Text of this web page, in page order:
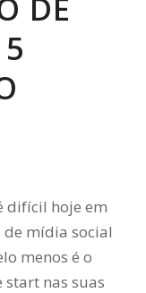
DE
difícil hoje em
mídia social
menos é o
nas suas